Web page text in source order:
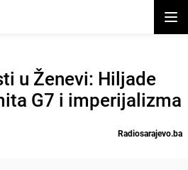
u Ženevi: Hiljade
G7 i imperijalizma
Radiosarajevo.ba